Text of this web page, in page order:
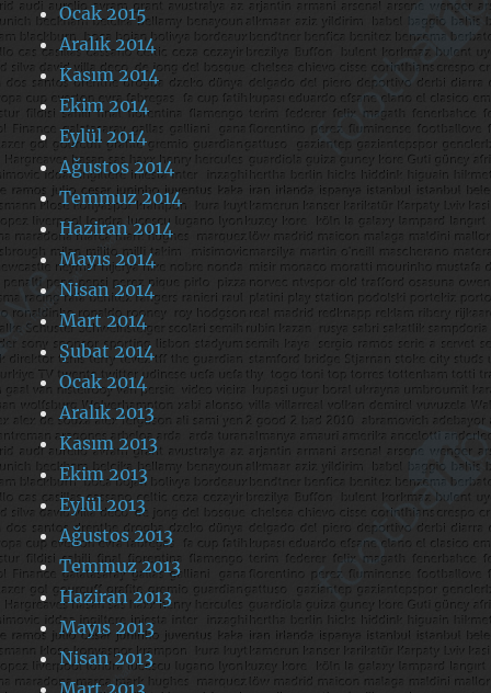
Ocak 2015
Aralık 2014
Kasım 2014
Ekim 2014
Eylül 2014
Ağustos 2014
Temmuz 2014
Haziran 2014
Mayıs 2014
Nisan 2014
Mart 2014
Şubat 2014
Ocak 2014
Aralık 2013
Kasım 2013
Ekim 2013
Eylül 2013
Ağustos 2013
Temmuz 2013
Haziran 2013
Mayıs 2013
Nisan 2013
Mart 2013